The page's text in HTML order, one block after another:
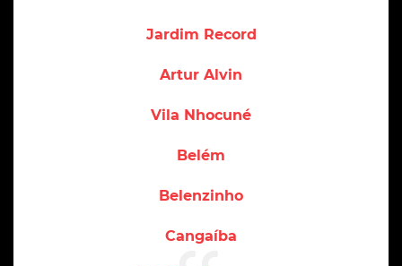
Jardim Record
Artur Alvin
Vila Nhocuné
Belém
Belenzinho
Cangaíba